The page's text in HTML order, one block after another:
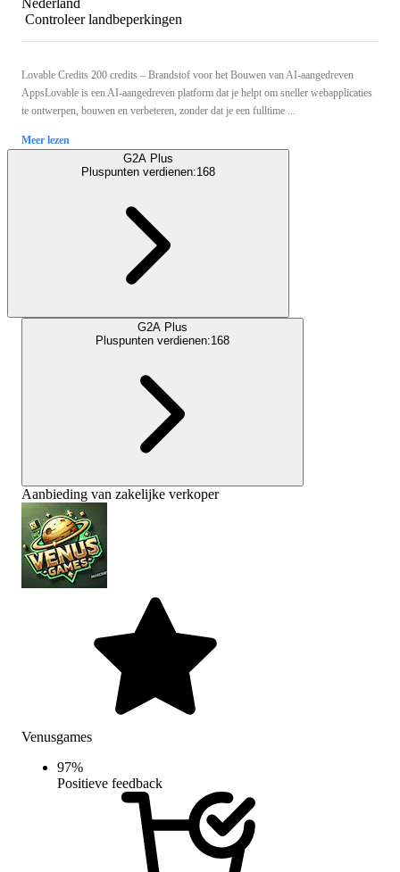
Controleer landbeperkingen
Lovable Credits 200 credits – Brandstof voor het Bouwen van AI-aangedreven
AppsLovable is een AI-aangedreven platform dat je helpt om sneller webapplicaties
te ontwerpen, bouwen en verbeteren, zonder dat je een fulltime ...
Meer lezen
G2A Plus
Pluspunten verdienen:168
G2A Plus
Pluspunten verdienen:168
Aanbieding van zakelijke verkoper
Venusgames
97%
Positieve feedback